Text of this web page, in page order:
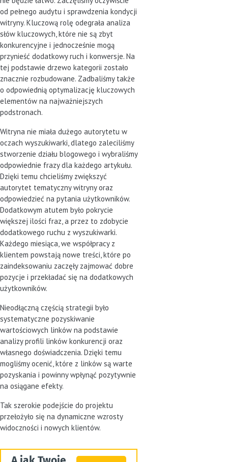
od pełnego audytu i sprawdzenia kondycji
witryny. Kluczową rolę odegrała analiza
słów kluczowych, które nie są zbyt
konkurencyjne i jednocześnie mogą
przynieść dodatkowy ruch i konwersje. Na
tej podstawie drzewo kategorii zostało
znacznie rozbudowane. Zadbaliśmy także
o odpowiednią optymalizację kluczowych
elementów na najważniejszych
podstronach.
Witryna nie miała dużego autorytetu w
oczach wyszukiwarki, dlatego zaleciliśmy
stworzenie działu blogowego i wybraliśmy
odpowiednie frazy dla każdego artykułu.
Dzięki temu chcieliśmy zwiększyć
autorytet tematyczny witryny oraz
odpowiedzieć na pytania użytkowników.
Dodatkowym atutem było pokrycie
większej ilości fraz, a przez to zdobycie
dodatkowego ruchu z wyszukiwarki.
Każdego miesiąca, we współpracy z
klientem powstają nowe treści, które po
zaindeksowaniu zaczęły zajmować dobre
pozycje i przekładać się na dodatkowych
użytkowników.
Nieodłączną częścią strategii było
systematyczne pozyskiwanie
wartościowych linków na podstawie
analizy profili linków konkurencji oraz
własnego doświadczenia. Dzięki temu
mogliśmy ocenić, które z linków są warte
pozyskania i powinny wpłynąć pozytywnie
na osiągane efekty.
Tak szerokie podejście do projektu
przełożyło się na dynamiczne wzrosty
widoczności i nowych klientów.